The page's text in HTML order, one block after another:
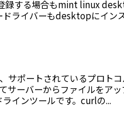
録する場合もmint linux
ライバーもdesktopにイン
ポートされているプロトコ
サーバーからファイルをア
インツールです。curlの...